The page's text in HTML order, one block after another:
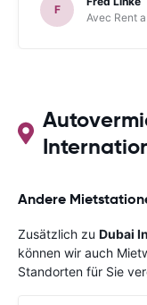
als meinen
auch für künftige
F
Avec Rent
Andere
Zusätzlich zu Dubai
können wir auch
Standorten für Sie